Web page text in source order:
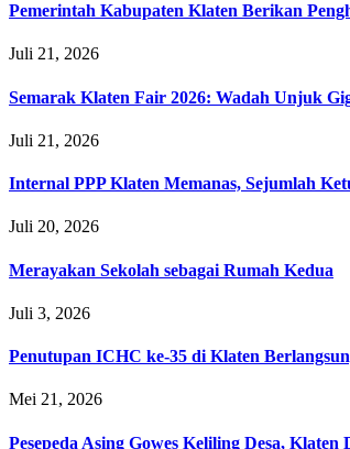
Pemerintah Kabupaten Klaten Berikan
Juli 21, 2026
Semarak Klaten Fair 2026: Wadah Unjuk
Juli 21, 2026
Internal PPP Klaten Memanas, Sejumlah
Juli 20, 2026
Merayakan Sekolah sebagai Rumah Kedua
Juli 3, 2026
Penutupan ICHC ke-35 di Klaten
Mei 21, 2026
Pesepeda Asing Gowes Keliling Desa,